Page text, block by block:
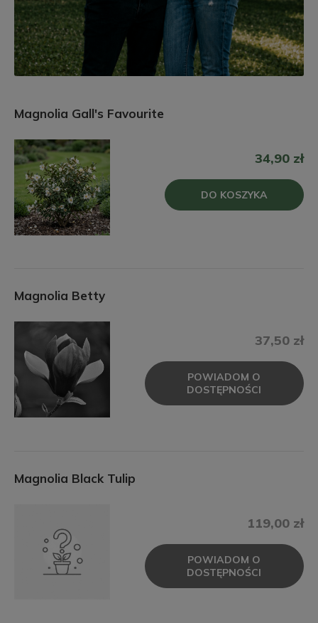
Magnolia Gall's Favourite
34,90 zł
DO KOSZYKA
Magnolia Betty
37,50 zł
POWIADOM O
DOSTĘPNOŚCI
Magnolia Black Tulip
119,00 zł
POWIADOM O
DOSTĘPNOŚCI